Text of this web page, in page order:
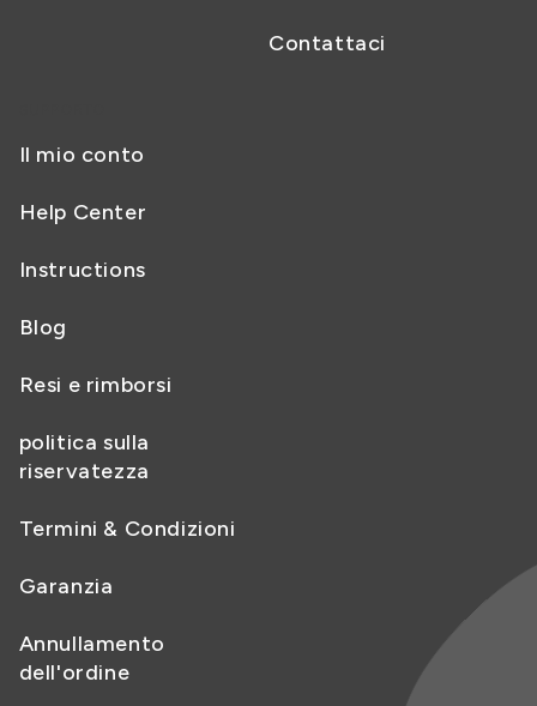
Contattaci
Il mio conto
Help Center
Instructions
Blog
Resi e rimborsi
politica sulla
riservatezza
Termini & Condizioni
Garanzia
Annullamento
dell'ordine